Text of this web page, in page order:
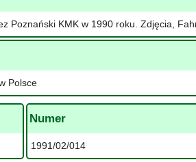
Poznański KMK w 1990 roku. Zdjęcia,
Polsce
Numer
1991/02/014